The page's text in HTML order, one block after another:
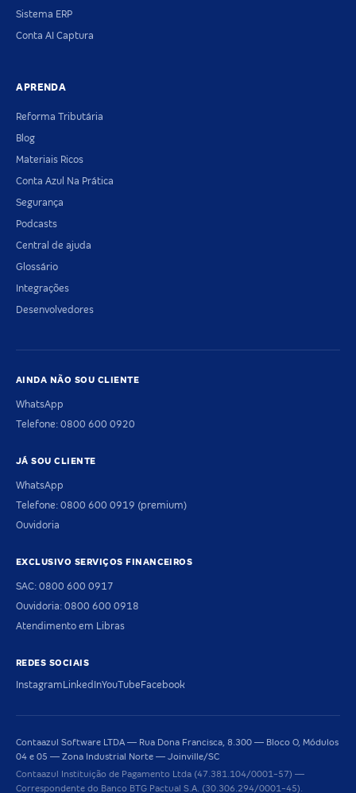
Sistema ERP
Conta AI Captura
APRENDA
Reforma Tributária
Blog
Materiais Ricos
Conta Azul Na Prática
Segurança
Podcasts
Central de ajuda
Glossário
Integrações
Desenvolvedores
AINDA NÃO SOU CLIENTE
WhatsApp
Telefone: 0800 600 0920
JÁ SOU CLIENTE
WhatsApp
Telefone: 0800 600 0919 (premium)
Ouvidoria
EXCLUSIVO SERVIÇOS FINANCEIROS
SAC: 0800 600 0917
Ouvidoria: 0800 600 0918
Atendimento em Libras
REDES SOCIAIS
InstagramLinkedInYouTubeFacebook
Contaazul Software LTDA — Rua Dona Francisca, 8.300 — Bloco O, Módulos
04 e 05 — Zona Industrial Norte — Joinville/SC
Contaazul Instituição de Pagamento Ltda (47.381.104/0001-57) —
Correspondente do Banco BTG Pactual S.A. (30.306.294/0001-45).